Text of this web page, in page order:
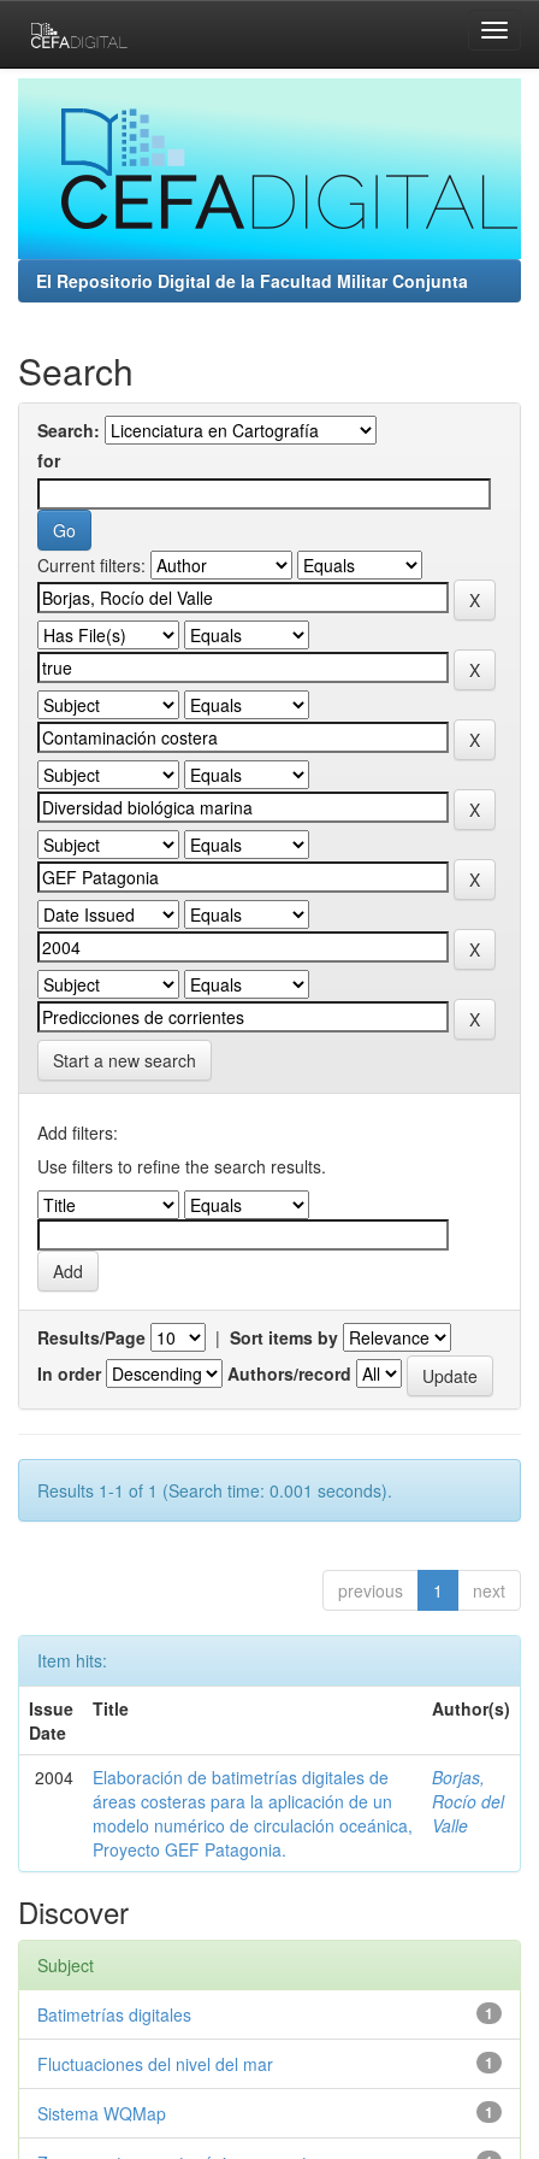
navigation
El Repositorio Digital de la Facultad Militar Conjunta
Search
Search:
for
Current filters:
Start a new search
Add filters:
Use filters to refine the search results.
Results/Page | Sort items by
In order
Authors/record
Results 1-1 of 1 (Search time: 0.001 seconds).
previous 1 next
Item hits:
Issue
Date
Title Author(s)
2004
Elaboración de batimetrías digitales de
áreas costeras para la aplicación de un
modelo numérico de circulación oceánica,
Proyecto GEF Patagonia.
Borjas,
Rocío del
Valle
Discover
Subject
1
Batimetrías digitales
1
Fluctuaciones del nivel del mar
1
Sistema WQMap